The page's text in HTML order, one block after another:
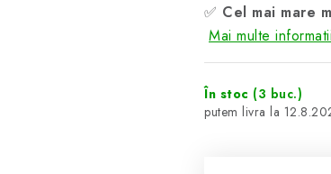
✅ Cel mai mare
Mai multe informatii
În stoc (3 buc.)